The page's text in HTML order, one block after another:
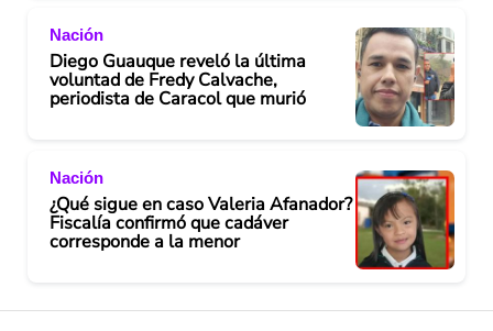
Nación
Diego Guauque reveló la última
voluntad de Fredy Calvache,
periodista de Caracol que murió
Nación
¿Qué sigue en caso Valeria Afanador?
Fiscalía confirmó que cadáver
corresponde a la menor